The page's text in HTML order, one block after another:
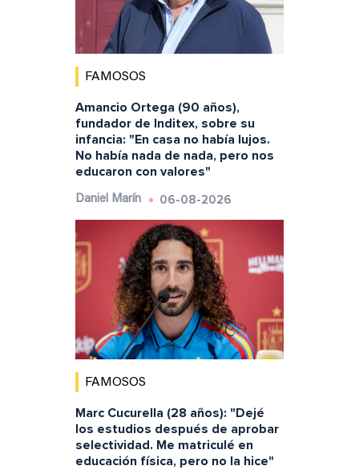
FAMOSOS
Amancio Ortega (90 años),
fundador de Inditex, sobre su
infancia: "En casa no había lujos.
No había nada de nada, pero nos
educaron con valores"
Daniel Marín 06-08-2026
FAMOSOS
Marc Cucurella (28 años): "Dejé
los estudios después de aprobar
selectividad. Me matriculé en
educación física, pero no la hice"